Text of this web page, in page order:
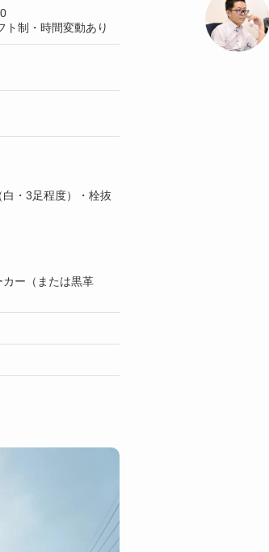
制・時間変動あり
・3足程度）・栓抜
ー（または黒革